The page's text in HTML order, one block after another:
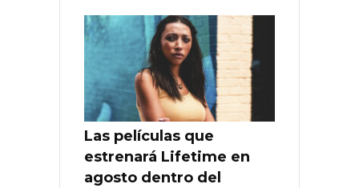
Las películas que
estrenará Lifetime en
agosto dentro del